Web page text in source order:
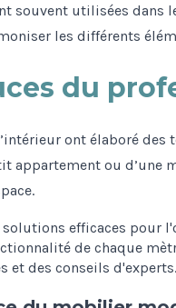
souvent utilisées dans
les différents
du
ont élaboré des
appartement ou